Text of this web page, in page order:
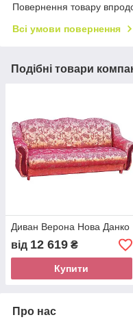
Повернення товару
Всі умови повернення
Подібні товари
Диван Верона Нова Данко
від 12 619 ₴
Купити
Про нас